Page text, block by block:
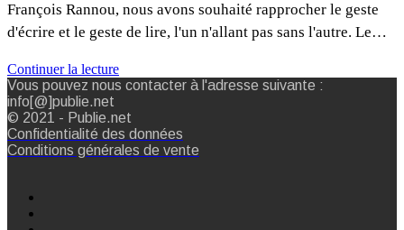
François Rannou, nous avons souhaité rapprocher le geste
d'écrire et le geste de lire, l'un n'allant pas sans l'autre. Le…
Continuer la lecture
Vous pouvez nous contacter à l'adresse suivante :
info[@]publie.net
© 2021 - Publie.net
Confidentialité des données
Conditions générales de vente